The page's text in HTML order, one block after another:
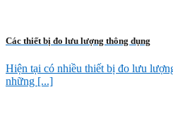
Các thiết bị đo lưu lượng thông dụng
Hiện tại có nhiều thiết bị đo lưu
những [...]